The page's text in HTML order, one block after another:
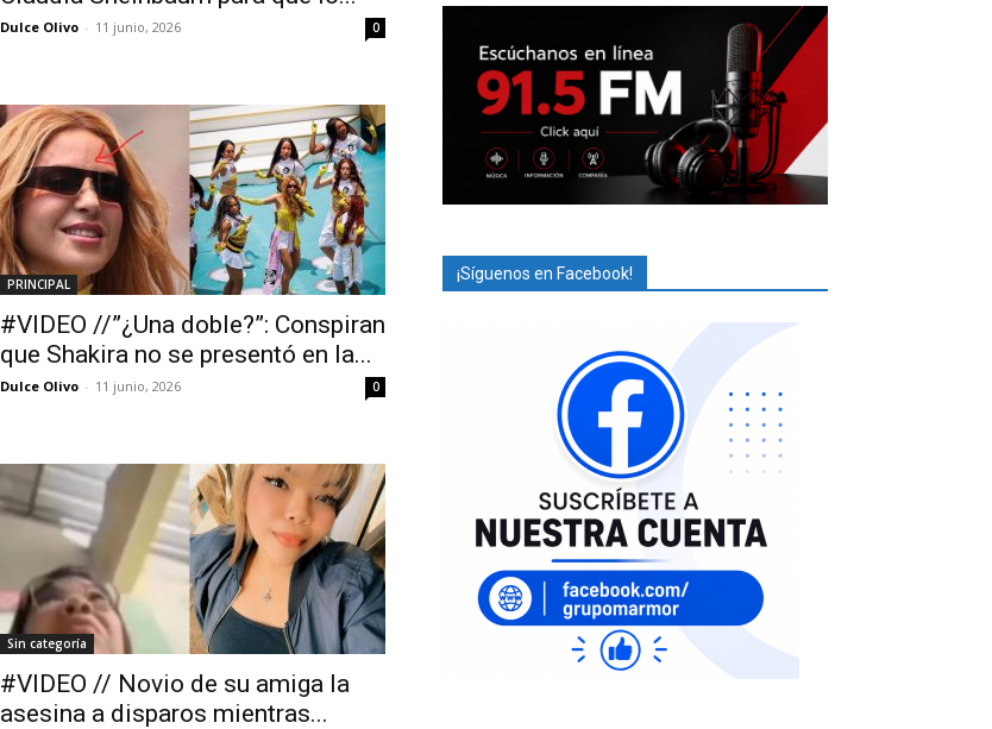
Dulce Olivo - 11 junio, 2026 0
PRINCIPAL
#VIDEO //”¿Una doble?”: Conspiran
que Shakira no se presentó en la...
Dulce Olivo - 11 junio, 2026 0
Sin categoría
#VIDEO // Novio de su amiga la
asesina a disparos mientras...
¡Síguenos en Facebook!